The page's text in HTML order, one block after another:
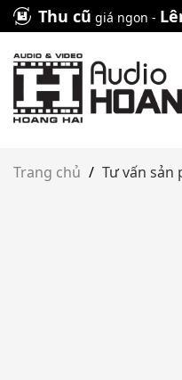
Skip
to
content
Thu cũ giá ngon -
Trang chủ / Tư vấn sản